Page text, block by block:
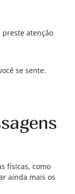
preste atenção
se sente.
físicas, como
ainda mais os